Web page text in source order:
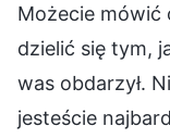
Możecie mówić
dzielić się tym,
was obdarzył.
jesteście